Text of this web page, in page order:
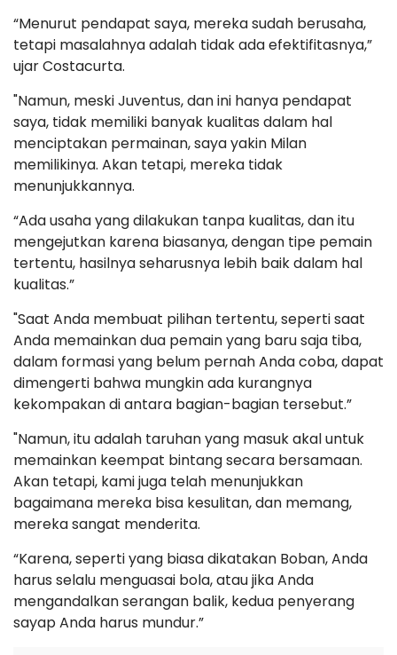
“Menurut pendapat saya, mereka sudah berusaha,
tetapi masalahnya adalah tidak ada efektifitasnya,”
ujar Costacurta.
"Namun, meski Juventus, dan ini hanya pendapat
saya, tidak memiliki banyak kualitas dalam hal
menciptakan permainan, saya yakin Milan
memilikinya. Akan tetapi, mereka tidak
menunjukkannya.
“Ada usaha yang dilakukan tanpa kualitas, dan itu
mengejutkan karena biasanya, dengan tipe pemain
tertentu, hasilnya seharusnya lebih baik dalam hal
kualitas.”
"Saat Anda membuat pilihan tertentu, seperti saat
Anda memainkan dua pemain yang baru saja tiba,
dalam formasi yang belum pernah Anda coba, dapat
dimengerti bahwa mungkin ada kurangnya
kekompakan di antara bagian-bagian tersebut.”
"Namun, itu adalah taruhan yang masuk akal untuk
memainkan keempat bintang secara bersamaan.
Akan tetapi, kami juga telah menunjukkan
bagaimana mereka bisa kesulitan, dan memang,
mereka sangat menderita.
“Karena, seperti yang biasa dikatakan Boban, Anda
harus selalu menguasai bola, atau jika Anda
mengandalkan serangan balik, kedua penyerang
sayap Anda harus mundur.”